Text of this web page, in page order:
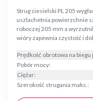
Strug ciesielski PL 205
uszlachetnia powierzchnie
roboczej 205 mm a
wióry zapewnia czystość i
Prędkość obrotowa na biegu
Pobór mocy:
Ciężar:
Szerokość strugania maks.: